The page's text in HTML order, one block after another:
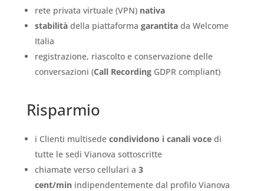
rete privata virtuale (VPN) nativa
stabilitàdella piattaforma garantitada Welcome
Italia
registrazione, riascolto e conservazione delle
conversazioni (Call RecordingGDPR compliant)
Risparmio
i Clienti multisede condividono i canali vocedi
tutte le sedi Vianova sottoscritte
chiamate verso cellulari a 3
cent/minindipendentemente dal profilo Vianova